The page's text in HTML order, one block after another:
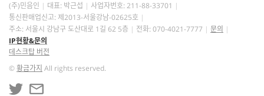
(주)민음인 대표: 박근섭 사업자번호: 211-88-33701
통신판매업신고: 제2013-서울강남-02625호
주소: 서울시 강남구 도산대로 1길 62 5층
전화: 070-4021-7777
문의
IP현황&문의
데스크탑 버전
©황금가지 All rights reserved.